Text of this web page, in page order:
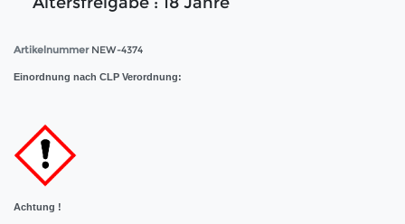
Artikelnummer NEW-4374
Einordnung nach CLP Verordnung:
Achtung !